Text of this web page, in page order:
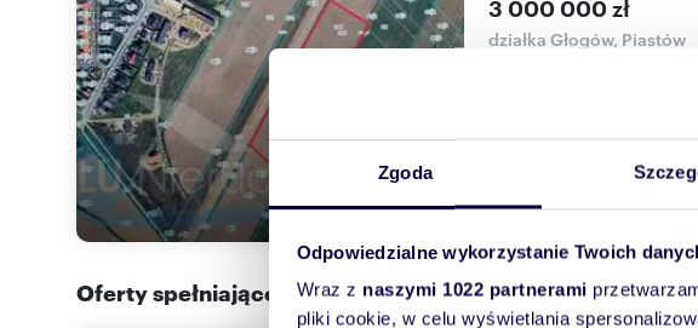
Zgoda
Odpowiedzialne wykorzystanie Twoich
Wraz z naszymi 1022 partnerami
pliki cookie, w celu wyświetlania
3 000 000 zł
działka Głogów, Piastów
Głogów, Osiedle
Oferty spełniające Twoje kryteria w promieniu15 km(